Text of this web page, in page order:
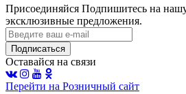
Присоединяйся Подпишитесь на
эксклюзивные предложения.
Подписаться
Оставайся на связи
Перейти на Розничный сайт